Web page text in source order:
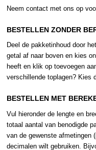
Neem contact met ons op
BESTELLEN ZONDER
Deel de pakketinhoud door
getal af naar boven en kies
heeft en klik op toevoegen
verschillende toplagen? Kies
BESTELLEN MET
Vul hieronder de lengte en
totaal aantal van benodigde
van de gewenste afmetingen
decimalen wilt gebruiken.